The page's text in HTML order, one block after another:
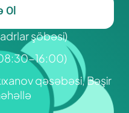
Ol
şöbəsi)
16:00)
qəsəbəsi, Bəşir